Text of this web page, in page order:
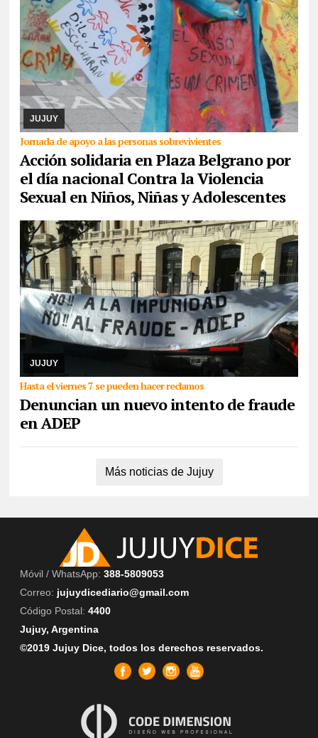
JUJUY
Jornada de apoyo a las personas sobrevivientes
Acción solidaria en Plaza Belgrano por
el día nacional Contra la Violencia
Sexual en Niños, Niñas y Adolescentes
07/08/2026
La actividad se desarrollará este domingo desde las
17. Piden la donación de juguetes, libros que serán entregados a
un comedor comunitario. También ...
JUJUY
Hasta el viernes 7 se pueden hacer reclamos
Denuncian un nuevo intento de fraude
en ADEP
06/08/2026 De cara a las elecciones nacionales de CTERA del 2
de septiembre, integrante de la lista Multicolor sostuvo que hace
días que la Junta Electoral no s ...
Más noticias de Jujuy
Móvil / WhatsApp: 388-5809053
Correo: jujuydicediario@gmail.com
Código Postal: 4400
Jujuy, Argentina
©2019 Jujuy Dice, todos los derechos reservados.